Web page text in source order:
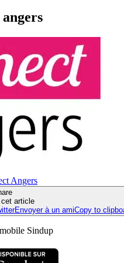
Angers
cet article
Envoyer à un amiCopy to
Sindup